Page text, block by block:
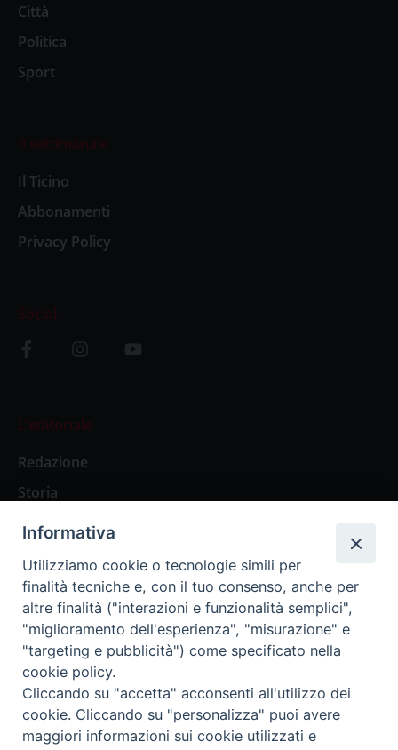
Città
Politica
Sport
Il settimanale
Il Ticino
Abbonamenti
Privacy Policy
Social
L’editoriale
Redazione
Storia
Abbonamenti
Abbonamento Annuale Digitale
Abbonamento Annuale Cartaceo
Abbonamento Singola Copia Digitale
Informativa
Utilizziamo cookie o tecnologie simili per
finalità tecniche e, con il tuo consenso, anche per
altre finalità ("interazioni e funzionalità semplici",
"miglioramento dell'esperienza", "misurazione" e
"targeting e pubblicità") come specificato nella
cookie policy.
Cliccando su "accetta" acconsenti all'utilizzo dei
cookie. Cliccando su "personalizza" puoi avere
maggiori informazioni sui cookie utilizzati e